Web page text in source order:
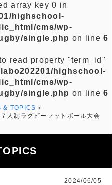
array key 0 in
highschool-
cms/wp-
single.php on line6
read property "term_id"
highschool-
cms/wp-
single.php on line6
& TOPICS
人制ラグビーフットボール大会
2024/06/05